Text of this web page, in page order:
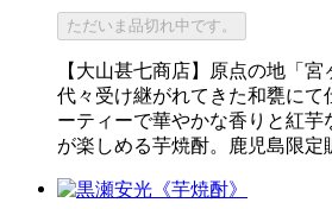
ただいま品切れ中です。
【大山甚七商店】原点の地「宮
代々受け継がれてきた和甕にて
ーティーで華やかな香りと紅芋
が楽しめる芋焼酎。鹿児島限定